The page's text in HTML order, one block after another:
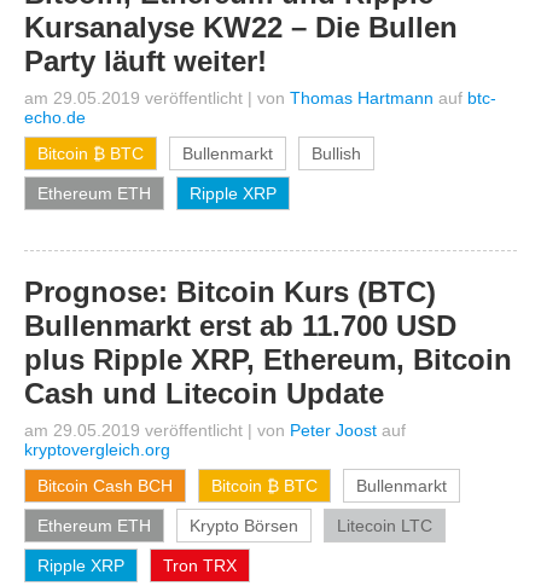
Kursanalyse KW22 – Die Bullen
Party läuft weiter!
am 29.05.2019 veröffentlicht | von Thomas Hartmann auf btc-
echo.de
Bitcoin ₿ BTC
Bullenmarkt Bullish
Ethereum ETH Ripple XRP
Prognose: Bitcoin Kurs (BTC)
Bullenmarkt erst ab 11.700 USD
plus Ripple XRP, Ethereum, Bitcoin
Cash und Litecoin Update
am 29.05.2019 veröffentlicht | von Peter Joost auf
kryptovergleich.org
Bitcoin Cash BCH
Bitcoin ₿ BTC Bullenmarkt
Ethereum ETH Krypto Börsen Litecoin LTC
Ripple XRP Tron TRX